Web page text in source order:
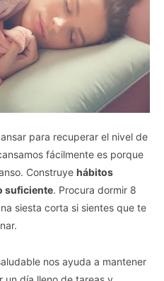
para recuperar el nivel de
fácilmente es porque
Construye hábitos
suficiente. Procura dormir 8
siesta corta si sientes que te
nos ayuda a mantener